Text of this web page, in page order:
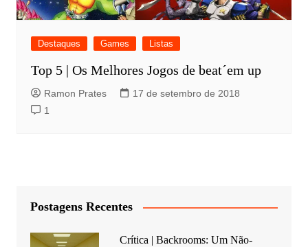
Destaques Games Listas
Top 5 | Os Melhores Jogos de beat´em up
Ramon Prates
17 de setembro de 2018
1
Postagens Recentes
Crítica | Backrooms: Um Não-